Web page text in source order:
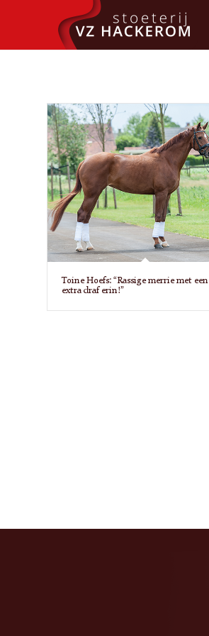
Toine Hoefs: “Rassige merrie met een
extra draf erin!”